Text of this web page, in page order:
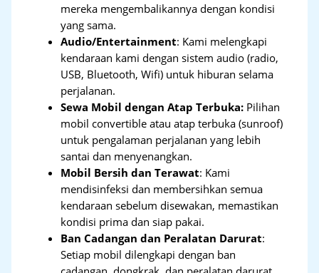
mereka mengembalikannya dengan kondisi
yang sama.
Audio/Entertainment: Kami melengkapi
kendaraan kami dengan sistem audio (radio,
USB, Bluetooth, Wifi) untuk hiburan selama
perjalanan.
Sewa Mobil dengan Atap Terbuka: Pilihan
mobil convertible atau atap terbuka (sunroof)
untuk pengalaman perjalanan yang lebih
santai dan menyenangkan.
Mobil Bersih dan Terawat: Kami
mendisinfeksi dan membersihkan semua
kendaraan sebelum disewakan, memastikan
kondisi prima dan siap pakai.
Ban Cadangan dan Peralatan Darurat:
Setiap mobil dilengkapi dengan ban